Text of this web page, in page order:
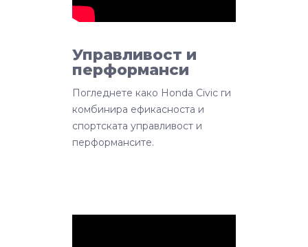
Управливост и
перформанси
Погледнете како Honda Civic ги
комбинира ефикасноста и
спортската управливост и
перформансите.